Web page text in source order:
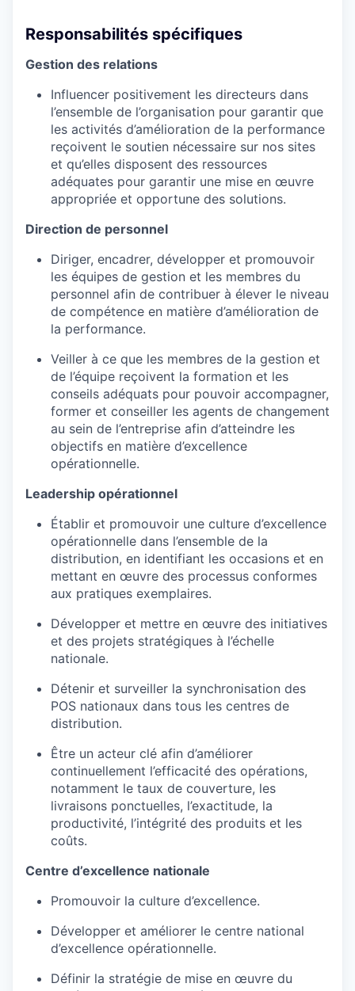
Responsabilités spécifiques
Gestion des relations
Influencer positivement les directeurs dans
l’ensemble de l’organisation pour garantir que
les activités d’amélioration de la performance
reçoivent le soutien nécessaire sur nos sites
et qu’elles disposent des ressources
adéquates pour garantir une mise en œuvre
appropriée et opportune des solutions.
Direction de personnel
Diriger, encadrer, développer et promouvoir
les équipes de gestion et les membres du
personnel afin de contribuer à élever le niveau
de compétence en matière d’amélioration de
la performance.
Veiller à ce que les membres de la gestion et
de l’équipe reçoivent la formation et les
conseils adéquats pour pouvoir accompagner,
former et conseiller les agents de changement
au sein de l’entreprise afin d’atteindre les
objectifs en matière d’excellence
opérationnelle.
Leadership opérationnel
Établir et promouvoir une culture d’excellence
opérationnelle dans l’ensemble de la
distribution, en identifiant les occasions et en
mettant en œuvre des processus conformes
aux pratiques exemplaires.
Développer et mettre en œuvre des initiatives
et des projets stratégiques à l’échelle
nationale.
Détenir et surveiller la synchronisation des
POS nationaux dans tous les centres de
distribution.
Être un acteur clé afin d’améliorer
continuellement l’efficacité des opérations,
notamment le taux de couverture, les
livraisons ponctuelles, l’exactitude, la
productivité, l’intégrité des produits et les
coûts.
Centre d’excellence nationale
Promouvoir la culture d’excellence.
Développer et améliorer le centre national
d’excellence opérationnelle.
Définir la stratégie de mise en œuvre du